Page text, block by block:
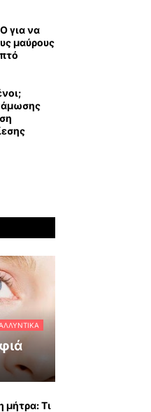
για να
μαύρους
μήτρα: Τι